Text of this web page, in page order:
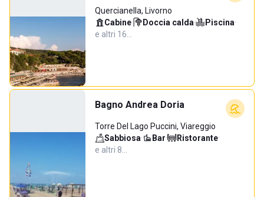
Quercianella, Livorno
Cabine· Doccia calda· Piscina·
e altri 16…
Bagno Andrea Doria
Torre Del Lago Puccini, Viareggio
Sabbiosa· Bar· Ristorante·
e altri 8…